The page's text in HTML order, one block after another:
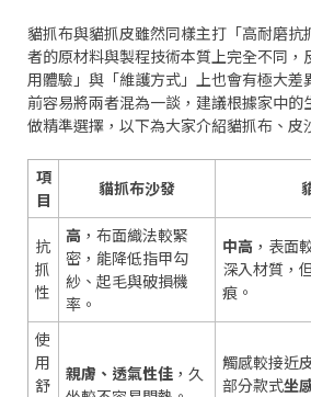
貓抓布與貓抓皮雖然同樣主打「高耐磨抗
者的原材料與製程技術本質上完全不同，
用體驗」與「維護方式」上也會有極大差
前容易將兩者混為一談，建議根據家中的
做精準選擇，以下為大家介紹貓抓布、皮
項
目
貓抓布沙發
抗
抓
性
高，布面織法較緊
密，能降低指甲勾
紗、起毛與破損機
率。
中高，表面
深入材質，
痕。
使
用
舒
親膚、透氣性佳，久
觸感較接近
部分款式坐